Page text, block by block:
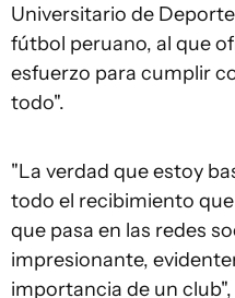
Universitario de
fútbol peruano, al que
esfuerzo para cumplir
todo".
"La verdad que estoy
todo el recibimiento
que pasa en las redes
impresionante,
importancia de un